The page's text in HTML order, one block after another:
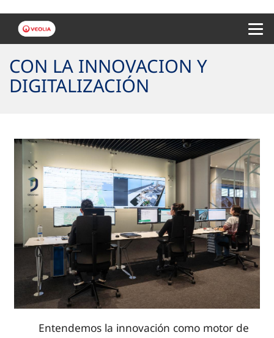
CON LA INNOVACION Y
DIGITALIZACIÓN
Entendemos la innovación como motor de